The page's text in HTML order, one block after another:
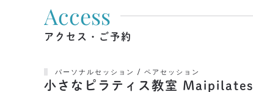
Access
アクセス・ご予約
パーソナルセッション / ペアセッション
小さなピラティス教室 Maipilates